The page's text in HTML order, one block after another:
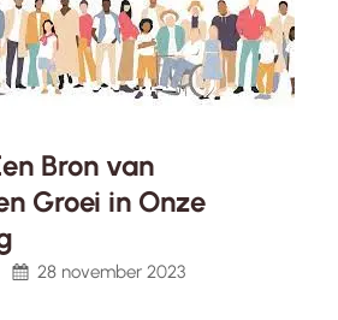
Bron van
Groei in Onze
28 november 2023